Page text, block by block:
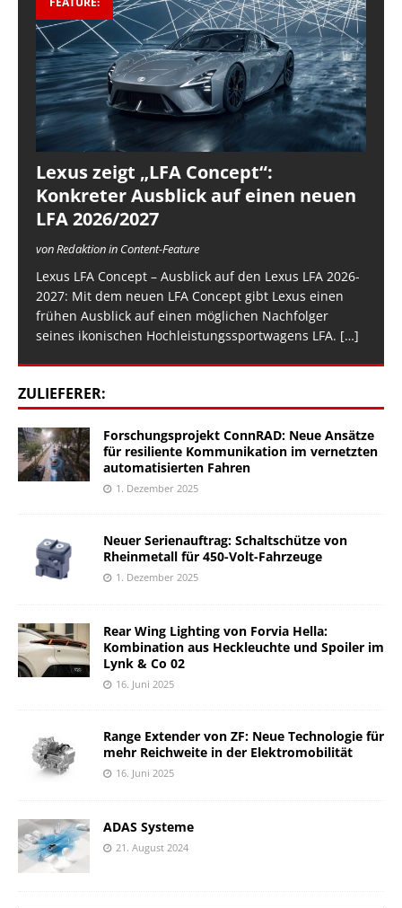
Lexus zeigt „LFA Concept“:
Konkreter Ausblick auf einen neuen
LFA 2026/2027
von Redaktion in Content-Feature
Lexus LFA Concept – Ausblick auf den Lexus LFA 2026-
2027: Mit dem neuen LFA Concept gibt Lexus einen
frühen Ausblick auf einen möglichen Nachfolger
seines ikonischen Hochleistungssportwagens LFA. […]
ZULIEFERER:
Forschungsprojekt ConnRAD: Neue Ansätze
für resiliente Kommunikation im vernetzten
automatisierten Fahren
1. Dezember 2025
Neuer Serienauftrag: Schaltschütze von
Rheinmetall für 450-Volt-Fahrzeuge
1. Dezember 2025
Rear Wing Lighting von Forvia Hella:
Kombination aus Heckleuchte und Spoiler im
Lynk & Co 02
16. Juni 2025
Range Extender von ZF: Neue Technologie für
mehr Reichweite in der Elektromobilität
16. Juni 2025
ADAS Systeme
21. August 2024